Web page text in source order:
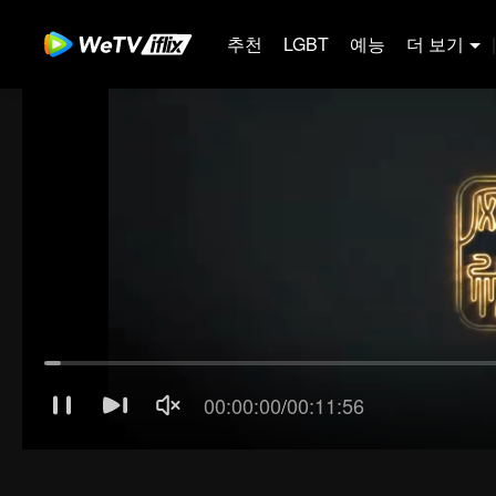
추천 LGBT 예능 더 보기 |